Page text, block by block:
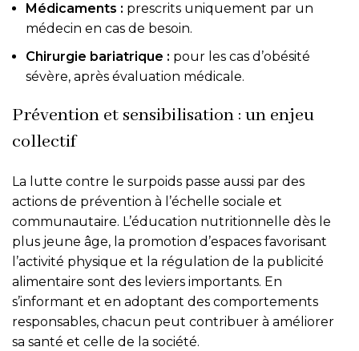
Médicaments : prescrits uniquement par un
médecin en cas de besoin.
Chirurgie bariatrique : pour les cas d’obésité
sévère, après évaluation médicale.
Prévention et sensibilisation : un enjeu
collectif
La lutte contre le surpoids passe aussi par des
actions de prévention à l’échelle sociale et
communautaire. L’éducation nutritionnelle dès le
plus jeune âge, la promotion d’espaces favorisant
l’activité physique et la régulation de la publicité
alimentaire sont des leviers importants. En
s’informant et en adoptant des comportements
responsables, chacun peut contribuer à améliorer
sa santé et celle de la société.